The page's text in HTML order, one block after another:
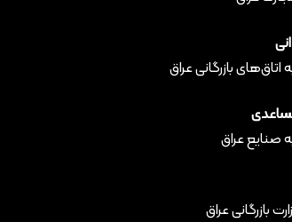
بازرگانی عراق
صنایع عراق
بازرگانی عراق